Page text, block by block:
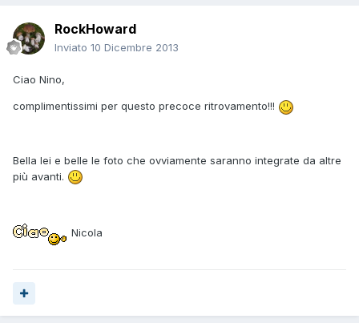
RockHoward
Inviato 10 Dicembre 2013
Ciao Nino,
complimentissimi per questo precoce ritrovamento!!!
Bella lei e belle le foto che ovviamente saranno integrate da altre
più avanti.
Nicola